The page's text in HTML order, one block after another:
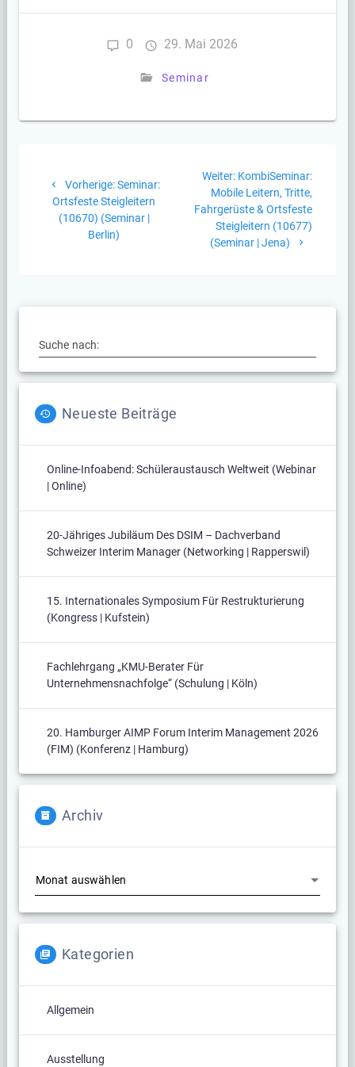
0 29. Mai 2026
Seminar
Vorherige:Vorheriger
Beitrag:
Seminar:
Ortsfeste Steigleitern
(10670) (Seminar |
Berlin)
Weiter: Nächster
Beitrag:
KombiSeminar:
Mobile Leitern, Tritte,
Fahrgerüste & Ortsfeste
Steigleitern (10677)
(Seminar | Jena)
Suche nach:
Neueste Beiträge
Online-Infoabend: Schüleraustausch Weltweit (Webinar
| Online)
20-Jähriges Jubiläum Des DSIM – Dachverband
Schweizer Interim Manager (Networking | Rapperswil)
15. Internationales Symposium Für Restrukturierung
(Kongress | Kufstein)
Fachlehrgang „KMU-Berater Für
Unternehmensnachfolge“ (Schulung | Köln)
20. Hamburger AIMP Forum Interim Management 2026
(FIM) (Konferenz | Hamburg)
Archiv
Kategorien
Allgemein
Ausstellung